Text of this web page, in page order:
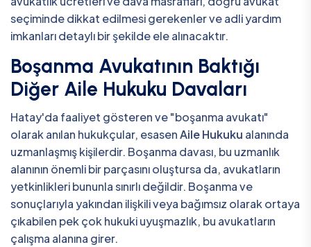
seçiminde dikkat edilmesi gerekenler ve adli yardım
imkanları detaylı bir şekilde ele alınacaktır.
Boşanma Avukatının Baktığı
Diğer Aile Hukuku Davaları
Hatay'da faaliyet gösteren ve "boşanma avukatı"
olarak anılan hukukçular, esasenAile Hukuku alanında
uzmanlaşmış kişilerdir. Boşanma davası, bu uzmanlık
alanının önemli bir parçasını oluştursa da, avukatların
yetkinlikleri bununla sınırlı değildir. Boşanma ve
sonuçlarıyla yakından ilişkili veya bağımsız olarak ortaya
çıkabilen pek çok hukuki uyuşmazlık, bu avukatların
çalışma alanına girer.